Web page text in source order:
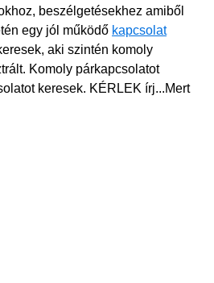
beszélgetésekhez amiből
egy jól működő kapcsolat
aki szintén komoly
Komoly párkapcsolatot
keresek. KÉRLEK írj...Mert